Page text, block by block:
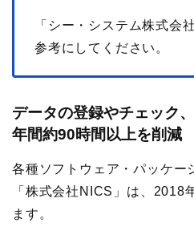
「シー・システム株式会
参考にしてください。
データの登録やチェック
年間約90時間以上を削減
各種ソフトウェア・パッケー
「株式会社NICS」は、2018
ます。